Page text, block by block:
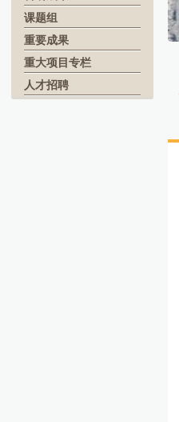
课题组
重要成果
重大项目专栏
人才招聘